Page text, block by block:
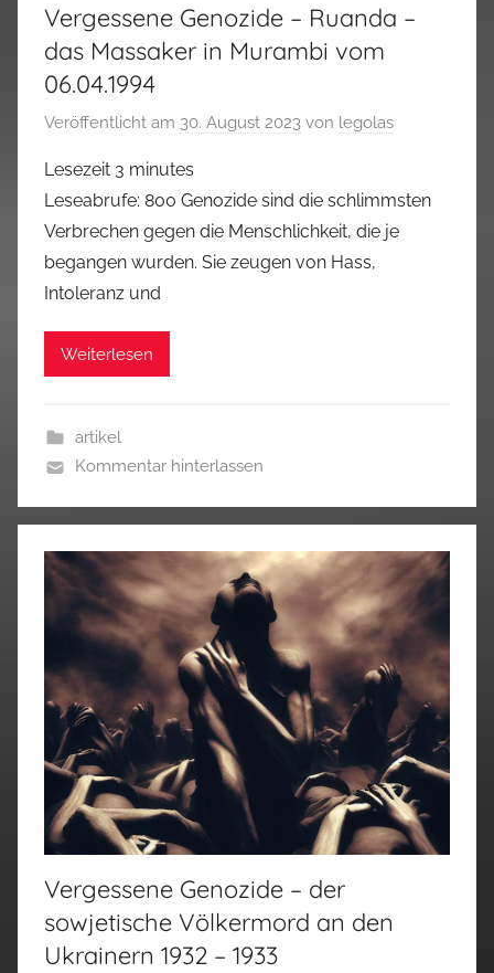
Vergessene Genozide – Ruanda –
das Massaker in Murambi vom
06.04.1994
Veröffentlicht am 30. August 2023 von legolas
Lesezeit 3 minutes
Leseabrufe: 800 Genozide sind die schlimmsten
Verbrechen gegen die Menschlichkeit, die je
begangen wurden. Sie zeugen von Hass,
Intoleranz und
Weiterlesen
artikel
Kommentar hinterlassen
Vergessene Genozide – der
sowjetische Völkermord an den
Ukrainern 1932 – 1933